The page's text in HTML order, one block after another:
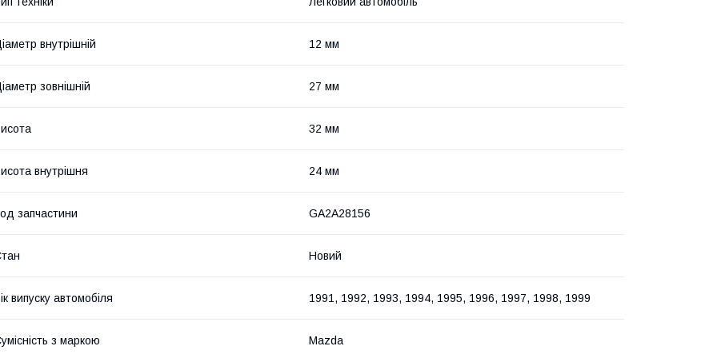
внутрішній 12 мм
зовнішній 27 мм
32 мм
внутрішня 24 мм
запчастини GA2A28156
Новий
випуску автомобіля 1991, 1992, 1993, 1994, 1995, 1996, 1997, 1998, 1999
з маркою Mazda